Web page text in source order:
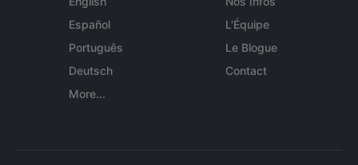
Español
Português
Deutsch
More...
L'Équipe
Le Blogue
Contact